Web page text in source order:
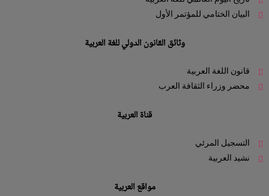
البيان الختامي للمؤتمر الأول
وثائق القانون الدولي للغة العربية
قانون اللغة العربية
محضر وزراء الثقافة العرب
قناة العربية
التسجيل المرئي
نشيد العربية
مواقع العربية